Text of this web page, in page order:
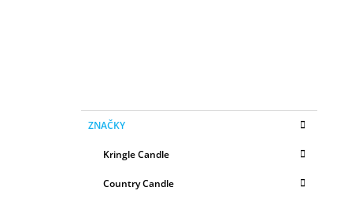
kategórie
K
AZNAČKY
Kringle Candle
Country Candle